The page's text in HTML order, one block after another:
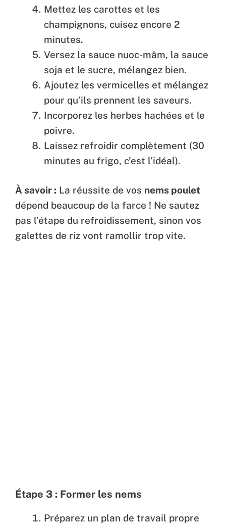
Mettez les carottes et les
champignons, cuisez encore 2
minutes.
Versez la sauce nuoc-mâm, la sauce
soja et le sucre, mélangez bien.
Ajoutez les vermicelles et mélangez
pour qu’ils prennent les saveurs.
Incorporez les herbes hachées et le
poivre.
Laissez refroidir complètement (30
minutes au frigo, c’est l’idéal).
À savoir : La réussite de vos nems poulet
dépend beaucoup de la farce ! Ne sautez
pas l’étape du refroidissement, sinon vos
galettes de riz vont ramollir trop vite.
Étape 3 : Former les nems
Préparez un plan de travail propre